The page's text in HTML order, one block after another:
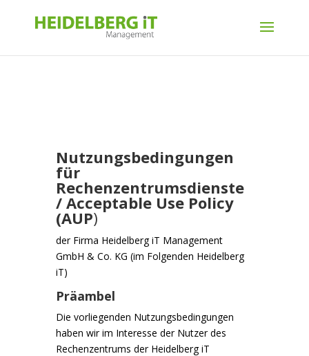
Nutzungsbedingungen
für
Rechenzentrumsdienste
/ Acceptable Use Policy
(AUP)
der Firma Heidelberg iT Management
GmbH & Co. KG (im Folgenden Heidelberg
iT)
Präambel
Die vorliegenden Nutzungsbedingungen
haben wir im Interesse der Nutzer des
Rechenzentrums der Heidelberg iT